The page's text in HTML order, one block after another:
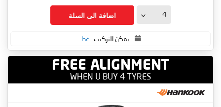
اضافة الى السلة
يمكن التركيب: غدا
FREE ALIGNMENT
WHEN U BUY 4 TYRES